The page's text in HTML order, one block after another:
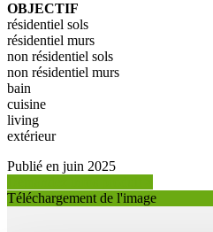
OBJECTIF
résidentiel sols
résidentiel murs
non résidentiel sols
non résidentiel murs
bain
cuisine
living
extérieur
Publié en juin 2025
Téléchargement de l'image